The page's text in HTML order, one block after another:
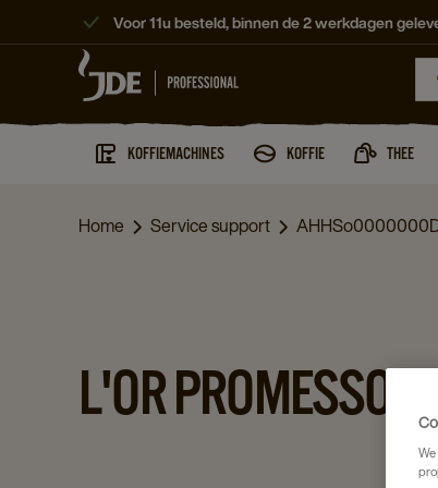
Voor 11u besteld, binnen de 2 werkdagen
KOFFIEMACHINES KOFFIE THEE
Home Service support
L'OR PROMESSO